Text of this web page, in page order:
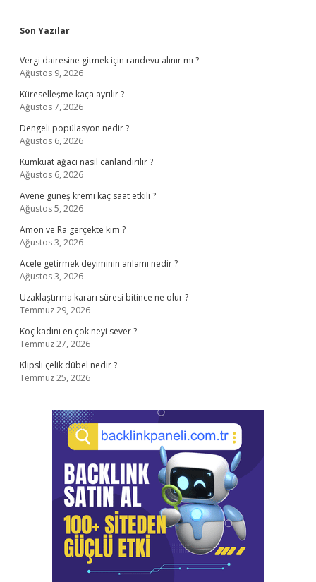
Sidebar
Son Yazılar
Vergi dairesine gitmek için randevu alınır mı ?
Ağustos 9, 2026
Küreselleşme kaça ayrılır ?
Ağustos 7, 2026
Dengeli popülasyon nedir ?
Ağustos 6, 2026
Kumkuat ağacı nasıl canlandırılır ?
Ağustos 6, 2026
Avene güneş kremi kaç saat etkili ?
Ağustos 5, 2026
Amon ve Ra gerçekte kim ?
Ağustos 3, 2026
Acele getirmek deyiminin anlamı nedir ?
Ağustos 3, 2026
Uzaklaştırma kararı süresi bitince ne olur ?
Temmuz 29, 2026
Koç kadını en çok neyi sever ?
Temmuz 27, 2026
Klipsli çelik dübel nedir ?
Temmuz 25, 2026